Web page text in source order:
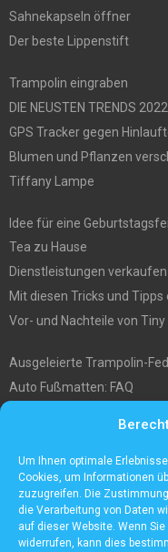
Um Ihnen optimale
Cookies, um Informationen
zuzugreifen. Die
die Verarbeitung von Daten
auf dieser Website. Wenn
widerrufen, kann dies
Sahnekapseln öffner
Der beste Lippenstift
Trampolin eingraben
DIE NEUSTEN TRENDS
GPS Tracker gegen
Blumen und Pflanzen
Tiffany Lampe
Idee für eine
Tea zu Hause
Dienstleistungen verkaufen
Mit diesen Tricks und
Vor- und Nachteile von Tiny
Ausgeleierte Trampolin-
Auto Fußmatten: FAQ
Was Sie über die
müssen